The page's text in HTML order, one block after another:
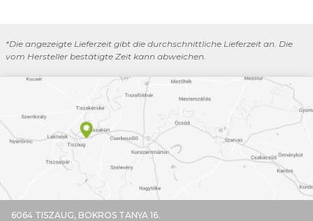
*Die angezeigte Lieferzeit gibt die durchschnittliche Lieferzeit an. Die
vom Hersteller bestätigte Zeit kann abweichen.
6064 TISZAUG, BOKROS TANYA 16.